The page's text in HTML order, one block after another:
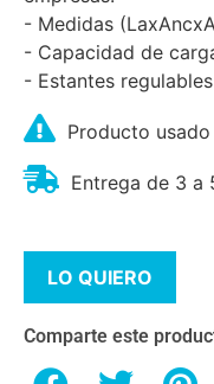
- Medidas
- Capacidad de
- Estantes
Producto usado
Entrega de 3 a
LO QUIERO
Comparte este